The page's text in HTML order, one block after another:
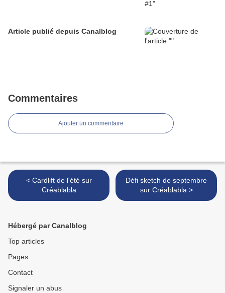
Article publié depuis Canalblog
Commentaires
Ajouter un commentaire
< Cardlift de l'été sur
Créablabla
Défi sketch de septembre
sur Créablabla >
Hébergé par Canalblog
Top articles
Pages
Contact
Signaler un abus